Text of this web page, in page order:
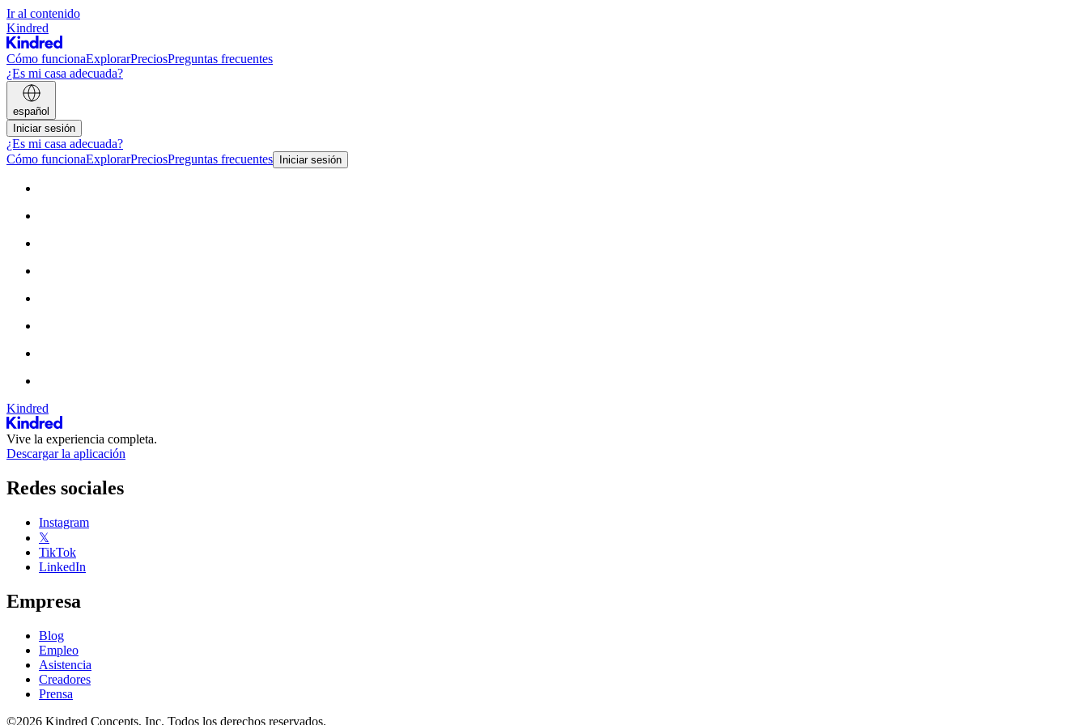
Ir al contenido
Kindred
Cómo funcionaExplorarPreciosPreguntas frecuentes
¿Es mi casa adecuada?
español
Iniciar sesión
¿Es mi casa adecuada?
Cómo funcionaExplorarPreciosPreguntas frecuentes Iniciar sesión
Kindred
Vive la experiencia completa.
Descargar la aplicación
Redes sociales
Instagram
𝕏
TikTok
LinkedIn
Empresa
Blog
Empleo
Asistencia
Creadores
Prensa
©2026 Kindred Concepts, Inc. Todos los derechos reservados.